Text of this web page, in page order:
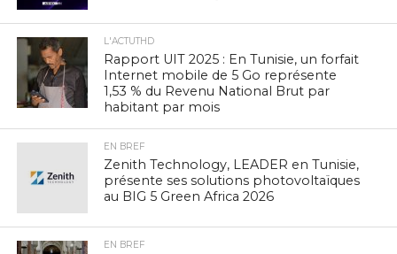
L'ACTUTHD
Rapport UIT 2025 : En Tunisie, un forfait
Internet mobile de 5 Go représente
1,53 % du Revenu National Brut par
habitant par mois
EN BREF
Zenith Technology, LEADER en Tunisie,
présente ses solutions photovoltaïques
au BIG 5 Green Africa 2026
EN BREF